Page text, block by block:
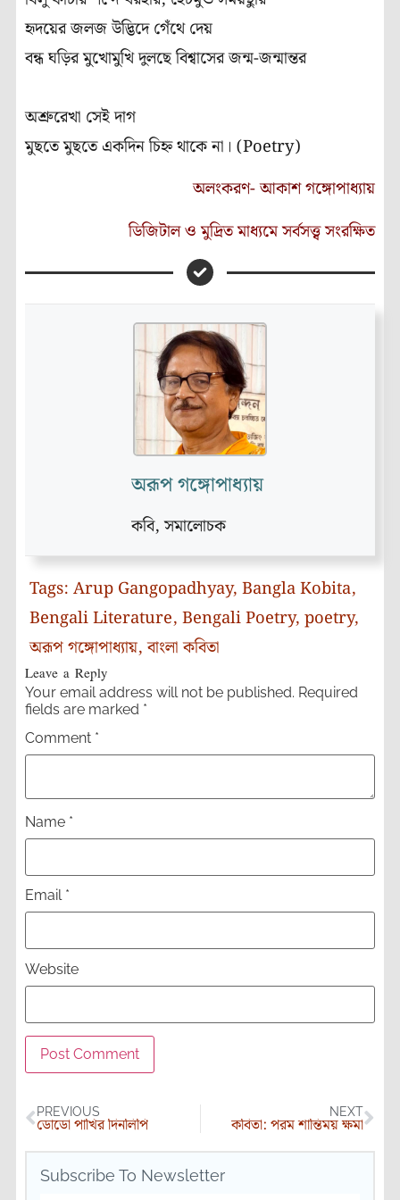
হৃদয়ের জলজ উদ্ভিদে গেঁথে দেয়
বন্ধ ঘড়ির মুখোমুখি দুলছে বিশ্বাসের জন্ম-জন্মান্তর
অশ্রুরেখা সেই দাগ
মুছতে মুছতে একদিন চিহ্ন থাকে না। (Poetry)
অলংকরণ- আকাশ গঙ্গোপাধ্যায়
ডিজিটাল ও মুদ্রিত মাধ্যমে সর্বসত্ত্ব সংরক্ষিত
অরূপ গঙ্গোপাধ্যায়
কবি, সমালোচক
Tags: Arup Gangopadhyay, Bangla Kobita,
Bengali Literature, Bengali Poetry, poetry,
অরূপ গঙ্গোপাধ্যায়,বাংলা কবিতা
Leave a Reply
Your email address will not be published. Required
fields are marked *
Comment *
Name *
Email *
Website
PREVIOUS
ডোডো পাখির দিনলিপি
NEXT
কবিতা: পরম শান্তিময় ক্ষমা
Subscribe To Newsletter